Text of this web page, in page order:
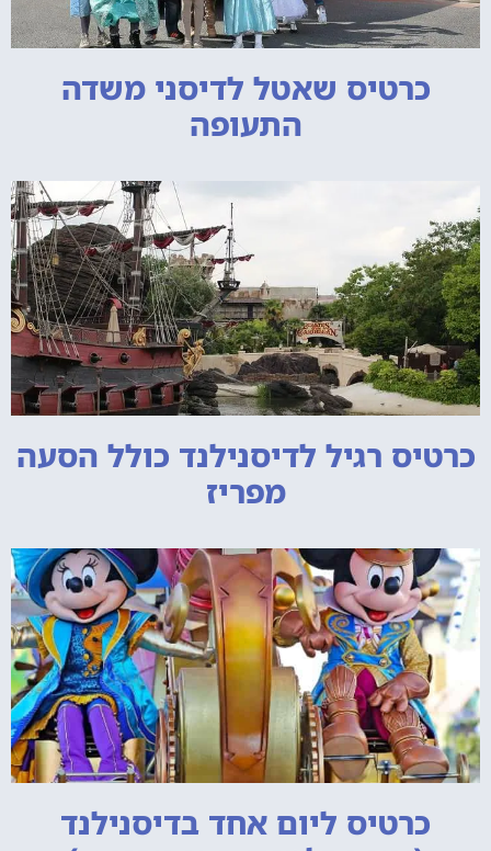
כרטיס שאטל לדיסני משדה
התעופה
כרטיס רגיל לדיסנילנד כולל הסעה
מפריז
כרטיס ליום אחד בדיסנילנד